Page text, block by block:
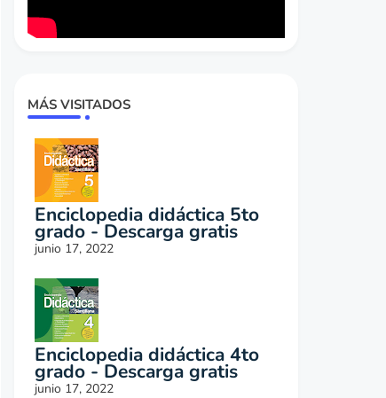
MÁS VISITADOS
Enciclopedia didáctica 5to
grado - Descarga gratis
junio 17, 2022
Enciclopedia didáctica 4to
grado - Descarga gratis
junio 17, 2022